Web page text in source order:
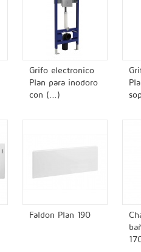
Grifo electronico
Plan para inodoro
con (...)
Faldon Plan 190